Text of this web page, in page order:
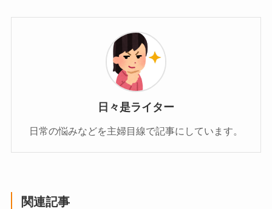
日々是ライター
日常の悩みなどを主婦目線で記事にしています。
関連記事